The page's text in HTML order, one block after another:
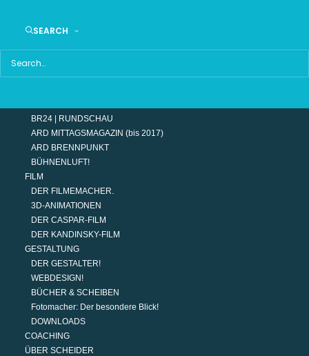
SEARCH
SCHEIDER STARTSEITE
UKRAINE WAR DAY-COUNTER
TERMINE
BR24 | RUNDSCHAU
ARD MITTAGSMAGAZIN (bis 2017)
ARD BRENNPUNKT
BÜHNENLUFT!
FILM
DER FILMEMACHER.
3D-ANIMATIONEN
DER CASPAR-FILM
DER KANDINSKY-FILM
GESTALTUNG
DER GESTALTER!
WEBDESIGN!
BÜCHER & SCHEIBEN
Fotomacher: Der besondere Blick!
DOWNLOADS
COACHING
ÜBER SCHEIDER